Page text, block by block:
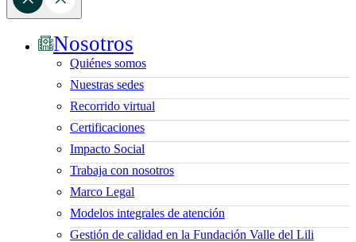
Nosotros
Quiénes somos
Nuestras sedes
Recorrido virtual
Certificaciones
Impacto Social
Trabaja con nosotros
Marco Legal
Modelos integrales de atención
Gestión de calidad en la Fundación Valle del Lili